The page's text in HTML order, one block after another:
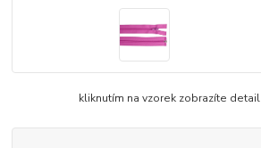
kliknutím na vzorek zobrazíte detail